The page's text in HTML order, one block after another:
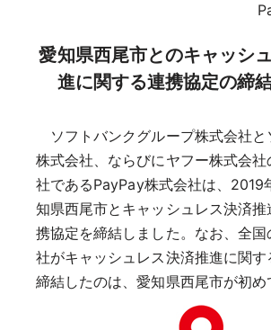
愛知県西尾市とのキャッシ
進に関する連携協定の締
ソフトバンクグループ株式会社と
株式会社、ならびにヤフー株式会社
社であるPayPay株式会社は、2019
知県西尾市とキャッシュレス決済推
携協定を締結しました。なお、全国
社がキャッシュレス決済推進に関す
締結したのは、愛知県西尾市が初め